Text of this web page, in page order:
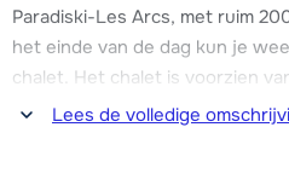
Paradiski-Les Arcs, met ruim
het einde van de dag kun je
chalet. Het chalet is voorzien
er o.a. van luxe faciliteiten als
Lees de volledige